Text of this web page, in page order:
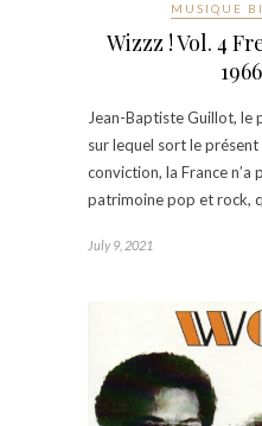
MUSIQUE
Wizzz ! Vol. 4
Jean-Baptiste Guillot, le
sur lequel sort le présent
conviction, la France n’a
patrimoine pop et rock,
July 9, 2021